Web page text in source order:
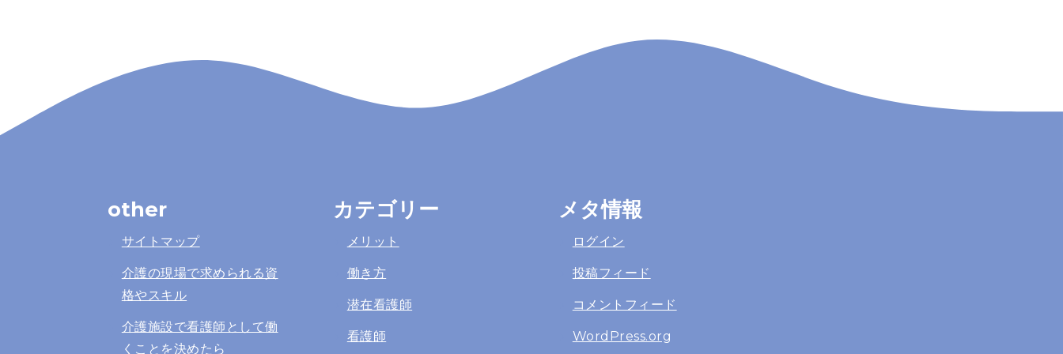
other
サイトマップ
介護の現場で求められる資
格やスキル
介護施設で看護師として働
くことを決めたら
カテゴリー
メリット
働き方
潜在看護師
看護師
メタ情報
ログイン
投稿フィード
コメントフィード
WordPress.org